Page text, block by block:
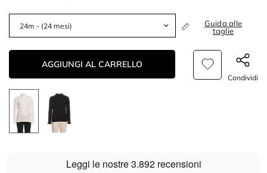
Guida alle
taglie
AGGIUNGI AL CARRELLO
Condividi